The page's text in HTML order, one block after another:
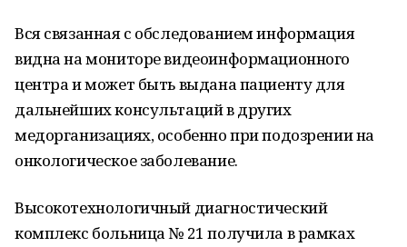
Вся связанная с обследованием информация
видна на мониторе видеоинформационного
центра и может быть выдана пациенту для
дальнейших консультаций в других
медорганизациях, особенно при подозрении на
онкологическое заболевание.
Высокотехнологичный диагностический
комплекс больница № 21 получила в рамках